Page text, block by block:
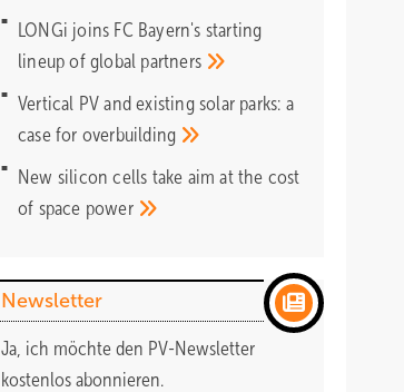
LONGi joins FC Bayern's starting
lineup of global partners
Vertical PV and existing solar parks: a
case for overbuilding
New silicon cells take aim at the cost
of space power
Newsletter
Ja, ich möchte den PV-Newsletter
kostenlos abonnieren.